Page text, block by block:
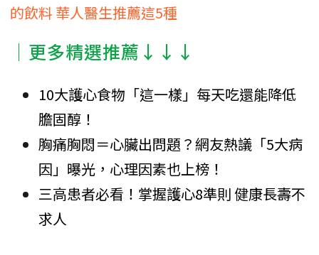
的飲料 華人醫生推薦這5種
│更多精選推薦↓↓↓
10大護心食物「這一樣」每天吃還能降低
膽固醇！
胸痛胸悶＝心臟出問題？網友熱議「5大病
因」曝光，心理因素也上榜！
三高患者必看！掌握護心8準則 健康長壽不
求人